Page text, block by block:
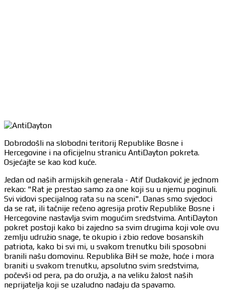
Dobrodošli na slobodni teritorij Republike Bosne i
Hercegovine i na oficijelnu stranicu AntiDayton pokreta.
Osjećajte se kao kod kuće.
Jedan od naših armijskih generala - Atif Dudaković je jednom
rekao: "Rat je prestao samo za one koji su u njemu poginuli.
Svi vidovi specijalnog rata su na sceni". Danas smo svjedoci
da se rat, ili tačnije rečeno agresija protiv Republike Bosne i
Hercegovine nastavlja svim mogućim sredstvima. AntiDayton
pokret postoji kako bi zajedno sa svim drugima koji vole ovu
zemlju udružio snage, te okupio i zbio redove bosanskih
patriota, kako bi svi mi, u svakom trenutku bili sposobni
branili našu domovinu. Republika BiH se može, hoće i mora
braniti u svakom trenutku, apsolutno svim sredstvima,
počevši od pera, pa do oružja, a na veliku žalost naših
neprijatelja koji se uzaludno nadaju da spavamo.